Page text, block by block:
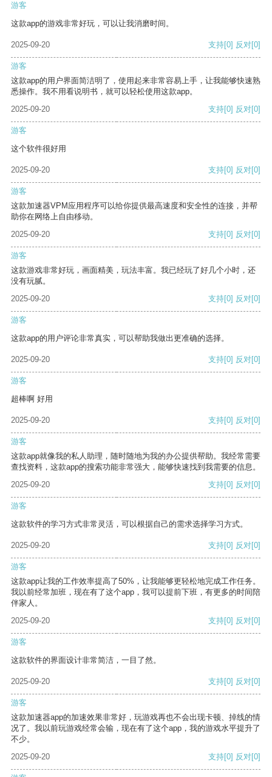
游客
这款app的游戏非常好玩，可以让我消磨时间。
2025-09-20 支持[0] 反对[0]
游客
这款app的用户界面简洁明了，使用起来非常容易上手，让我能够快速熟
悉操作。我不用看说明书，就可以轻松使用这款app。
2025-09-20
支持[0] 反对[0]
游客
这个软件很好用
2025-09-20 支持[0] 反对[0]
游客
这款加速器VPM应用程序可以给你提供最高速度和安全性的连接，并帮
助你在网络上自由移动。
2025-09-20
支持[0] 反对[0]
游客
这款游戏非常好玩，画面精美，玩法丰富。我已经玩了好几个小时，还
没有玩腻。
2025-09-20
支持[0] 反对[0]
游客
这款app的用户评论非常真实，可以帮助我做出更准确的选择。
2025-09-20 支持[0] 反对[0]
游客
超棒啊 好用
2025-09-20 支持[0] 反对[0]
游客
这款app就像我的私人助理，随时随地为我的办公提供帮助。我经常需要
查找资料，这款app的搜索功能非常强大，能够快速找到我需要的信息。
2025-09-20
支持[0] 反对[0]
游客
这款软件的学习方式非常灵活，可以根据自己的需求选择学习方式。
2025-09-20 支持[0] 反对[0]
游客
这款app让我的工作效率提高了50%，让我能够更轻松地完成工作任务。
我以前经常加班，现在有了这个app，我可以提前下班，有更多的时间陪
伴家人。
2025-09-20
支持[0] 反对[0]
游客
这款软件的界面设计非常简洁，一目了然。
2025-09-20 支持[0] 反对[0]
游客
这款加速器app的加速效果非常好，玩游戏再也不会出现卡顿、掉线的情
况了。我以前玩游戏经常会输，现在有了这个app，我的游戏水平提升了
不少。
2025-09-20
支持[0] 反对[0]